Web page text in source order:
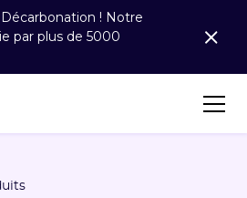
! Notre
par plus de 5000